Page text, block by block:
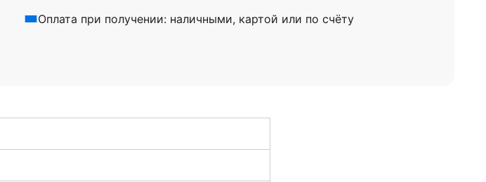
Оплата при получении: наличными, картой или по счёту